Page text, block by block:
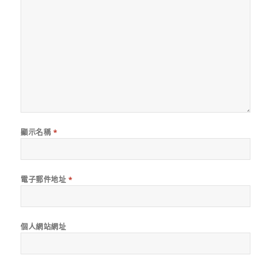
顯示名稱 *
電子郵件地址 *
個人網站網址